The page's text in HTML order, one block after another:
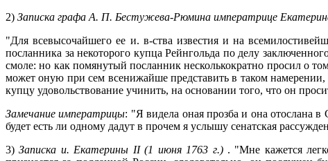
2) Записка графа А. П. Бестужева-Рюмина императрице
"Для всевысочайшего ее и. в-ства известия и на
посланника за некоторого купца Рейнгольда по делу
смоле: но как помянутый посланник несколькократно просил о
может оную при сем всенижайше представить в таком
купцу удовольствование учинить, на основании того, что он
Замечание императрицы: "Я видела оная прозба и она отослана
будет есть ли одному дадут в прочем я услышу сенатская
3)Записка и. Екатерины II (1 июня 1763 г.) . "Мне кажется